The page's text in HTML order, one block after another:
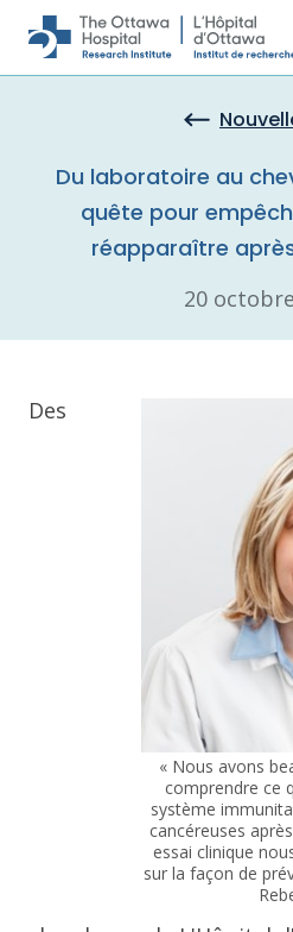
Skip to main content
Du laboratoire au
quête pour
réapparaître
20
« Nous avons
comprendre ce
système
cancéreuses
essai clinique
sur la façon de
Des